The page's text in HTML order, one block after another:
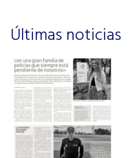
Últimas noticias